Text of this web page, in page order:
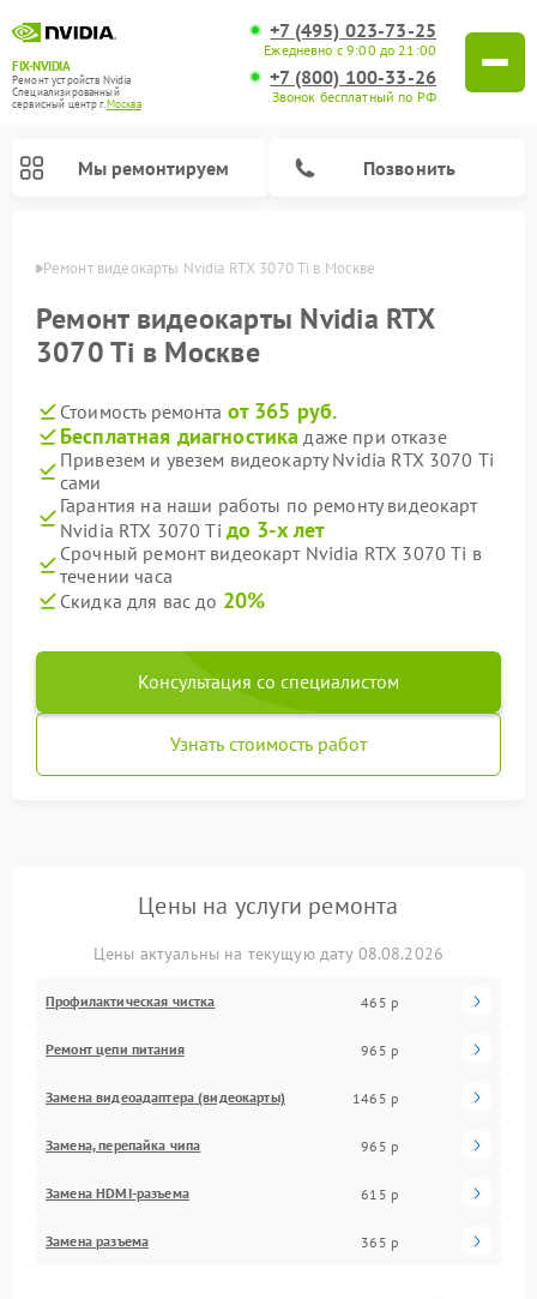
FIX-NVIDIA
Ремонт устройств Nvidia
Специализированный
cервисный центр г.Москва
+7 (495) 023-73-25
Ежедневно с 9:00 до 21:00
+7 (800) 100-33-26
Звонок бесплатный по РФ
Мы ремонтируем Позвонить
Ремонт видеокарты Nvidia RTX 3070 Ti в Москве
Ремонт видеокарты Nvidia RTX
3070 Ti в Москве
Стоимость ремонта от 365 руб.
Бесплатная диагностика даже при отказе
Привезем и увезем видеокарту Nvidia RTX 3070 Ti
сами
Гарантия на наши работы по ремонту видеокарт
Nvidia RTX 3070 Ti до 3-х лет
Срочный ремонт видеокарт Nvidia RTX 3070 Ti в
течении часа
Скидка для вас до 20%
Консультация со специалистом
Узнать стоимость работ
Цены на услуги ремонта
Цены актуальны на текущую дату 08.08.2026
Профилактическая чистка 465 р
Ремонт цепи питания 965 р
Замена видеоадаптера (видеокарты) 1465 р
Замена, перепайка чипа 965 р
Замена HDMI-разъема 615 р
Замена разъема 365 р